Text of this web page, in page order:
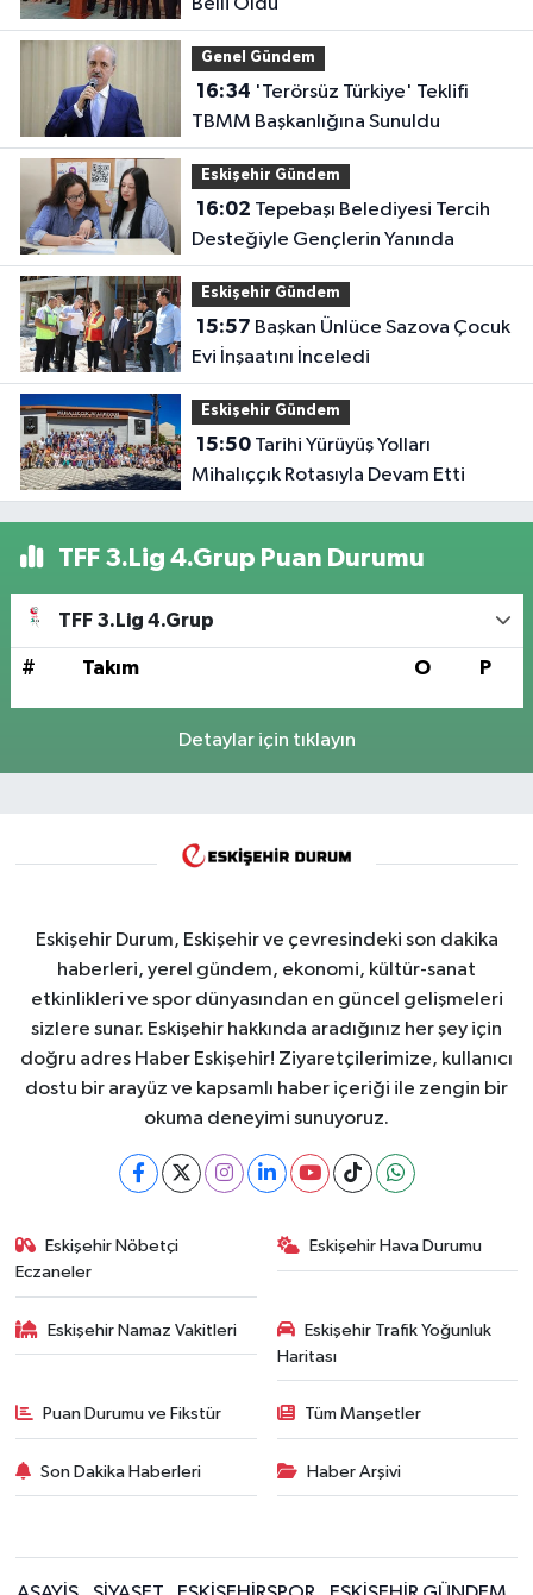
Genel Gündem
16:34
TBMM Başkanlığına Sunuldu
Eskişehir Gündem
16:02
Desteğiyle Gençlerin Yanında
Eskişehir Gündem
15:57
Evi İnşaatını İnceledi
Eskişehir Gündem
15:50Tarihi Yürüyüş Yolları
Mihalıççık Rotasıyla Devam Etti
TFF 3.Lig 4.Grup Puan Durumu
TFF 3.Lig 4.Grup
# Takım O P
Detaylar için tıklayın
Eskişehir Durum, Eskişehir ve çevresindeki son dakika
haberleri, yerel gündem, ekonomi, kültür-sanat
etkinlikleri ve spor dünyasından en güncel gelişmeleri
sizlere sunar. Eskişehir hakkında aradığınız her şey için
doğru adres Haber Eskişehir! Ziyaretçilerimize, kullanıcı
dostu bir arayüz ve kapsamlı haber içeriği ile zengin bir
okuma deneyimi sunuyoruz.
Eskişehir Nöbetçi
Eczaneler
Eskişehir Hava Durumu
Eskişehir Namaz Vakitleri
Eskişehir Trafik Yoğunluk
Haritası
Puan Durumu ve Fikstür Tüm Manşetler
Son Dakika Haberleri Haber Arşivi